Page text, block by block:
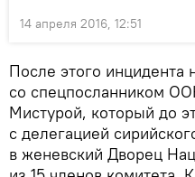
14 апреля 2016, 12:51
После этого инцидента
со спецпосланником
Мистурой, который до
с делегацией
в женевский Дворец